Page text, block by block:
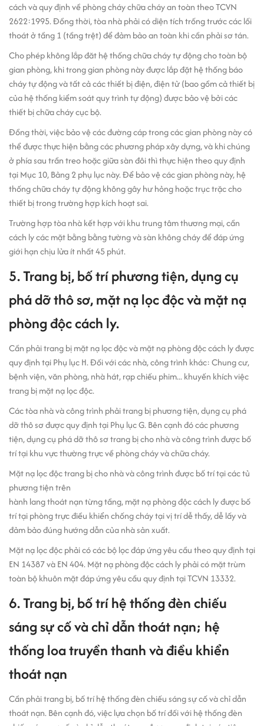
cách và quy định về phòng cháy chữa cháy an toàn theo TCVN
2622:1995. Đồng thời, tòa nhà phải có diện tích trống trước các lối
thoát ở tầng 1 (tầng trệt) để đảm bảo an toàn khi cần phải sơ tán.
Cho phép không lắp đăt hệ thống chữa cháy tự động cho toàn bộ
gian phòng, khi trong gian phòng này được lắp đặt hệ thống báo
cháy tự động và tất cả các thiết bị điện, điện tử (bao gồm cả thiết bị
của hệ thống kiểm soát quy trình tự động) được bảo vệ bởi các
thiết bị chữa cháy cục bộ.
Đồng thời, việc bảo vệ các đường cáp trong các gian phòng này có
thể được thực hiện bằng các phương pháp xây dựng, và khi chúng
ở phía sau trần treo hoặc giữa sàn đôi thì thực hiện theo quy định
tại Mục 10, Bảng 2 phụ lục này. Để bảo vệ các gian phòng này, hệ
thống chữa cháy tự động không gây hư hỏng hoặc trục trặc cho
thiết bị trong trường hợp kích hoạt sai.
Trường hợp tòa nhà kết hợp với khu trung tâm thương mại, cần
cách ly các mặt bằng bằng tường và sàn không cháy để đáp ứng
giới hạn chịu lửa ít nhất 45 phút.
5. Trang bị, bố trí phương tiện, dụng cụ
phá dỡ thô sơ, mặt nạ lọc độc và mặt nạ
phòng độc cách ly.
Cần phải trang bị mặt nạ lọc độc và mặt nạ phòng độc cách ly được
quy định tại Phụ lục H. Đối với các nhà, công trình khác: Chung cư,
bệnh viện, văn phòng, nhà hát, rạp chiếu phim... khuyến khích việc
trang bị mặt nạ lọc độc.
Các tòa nhà và công trình phải trang bị phương tiện, dụng cụ phá
dỡ thô sơ được quy định tại Phụ lục G. Bên cạnh đó các phương
tiện, dụng cụ phá dỡ thô sơ trang bị cho nhà và công trình được bố
trí tại khu vực thường trực về phòng cháy và chữa cháy.
Mặt nạ lọc độc trang bị cho nhà và công trình được bố trí tại các tủ
phương tiện trên
hành lang thoát nạn từng tầng, mặt nạ phòng độc cách ly được bố
trí tại phòng trực điều khiển chống cháy tại vị trí dễ thấy, dễ lấy và
đảm bảo đúng hướng dẫn của nhà sản xuất.
Mặt nạ lọc độc phải có các bộ lọc đáp ứng yêu cầu theo quy định tại
EN 14387 và EN 404. Mặt nạ phòng độc cách ly phải có mặt trùm
toàn bộ khuôn mặt đáp ứng yêu cầu quy định tại TCVN 13332.
6. Trang bị, bố trí hệ thống đèn chiếu
sáng sự cố và chỉ dẫn thoát nạn; hệ
thống loa truyền thanh và điều khiển
thoát nạn
Cần phải trang bị, bố trí hệ thống đèn chiếu sáng sự cố và chỉ dẫn
thoát nạn. Bên cạnh đó, việc lựa chọn bố trí đối với hệ thống đèn